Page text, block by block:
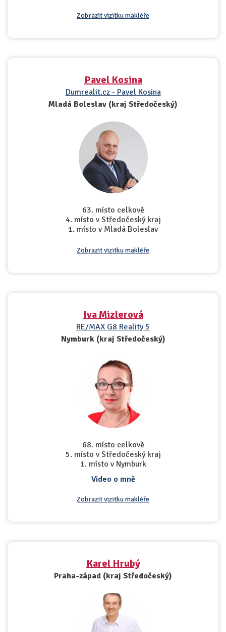
Zobrazit vizitku makléře
Pavel Kosina
Dumrealit.cz - Pavel Kosina
Mladá Boleslav (kraj Středočeský)
63. místo celkově
4. místo v Středočeský kraj
1. místo v Mladá Boleslav
Zobrazit vizitku makléře
Iva Mizlerová
RE/MAX G8 Reality 5
Nymburk (kraj Středočeský)
68. místo celkově
5. místo v Středočeský kraj
1. místo v Nymburk
Video o mně
Zobrazit vizitku makléře
Karel Hrubý
Praha-západ (kraj Středočeský)